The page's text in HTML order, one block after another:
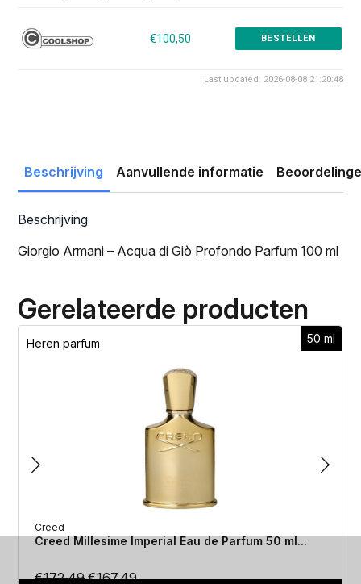
€100,50 BESTELLEN
Last updated: 2026-08-08 21:20:48
Beschrijving Aanvullende informatie
Beschrijving
Giorgio Armani – Acqua di Giò Profondo Parfum 100 ml
Gerelateerde producten
50 ml
Heren parfum
Creed
Creed Millesime Imperial Eau de Parfum 50 ml...
€172.49Oorspronkelijke
€167.49Huidige